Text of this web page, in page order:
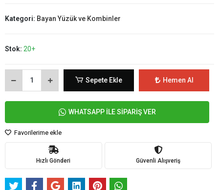
Kategori: Bayan Yüzük ve Kombinler
Stok: 20+
Sepete Ekle Hemen Al
WHATSAPP İLE SİPARİŞ VER
Favorilerime ekle
Hızlı Gönderi Güvenli Alışveriş